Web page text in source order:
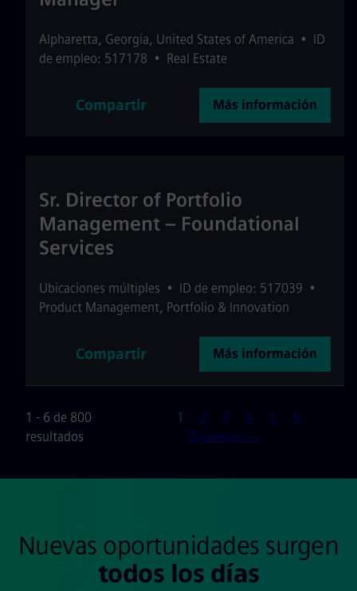
Alpharetta, Georgia, United States of America • ID
de empleo: 517178 • Real Estate
Compartir Más información
Sr. Director of Portfolio
Management – Foundational
Services
Ubicaciones múltiples • ID de empleo: 517039 •
Product Management, Portfolio & Innovation
Compartir Más información
1 - 6 de 800
resultados
Página
1 2 3 4 5
6
Siguiente >>
Nuevas oportunidades surgen
todos los días